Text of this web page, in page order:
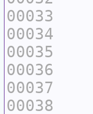
00033
00034
00035
00036
00037
00038